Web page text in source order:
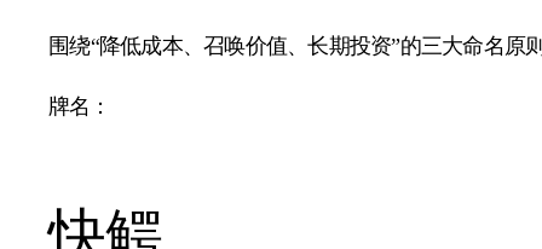
围绕“降低成本、召唤价值、长期投资”的三大命名原
牌名：
快鳄